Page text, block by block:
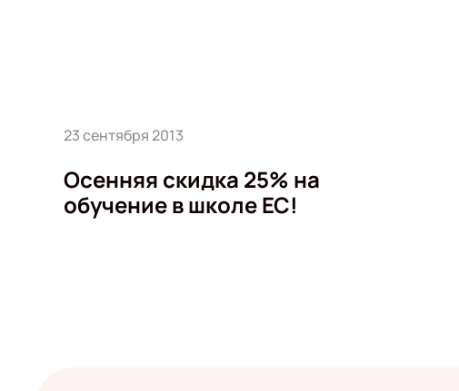
23 сентября 2013
Осенняя скидка 25% на
обучение в школе ЕС!